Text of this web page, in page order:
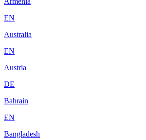
EN
Australia
EN
Austria
DE
Bahrain
EN
Bangladesh